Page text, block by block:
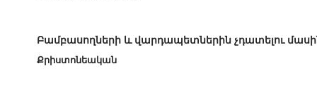
Բամբասողների և վարդապետներին չդատելու
Քրիստոնեական